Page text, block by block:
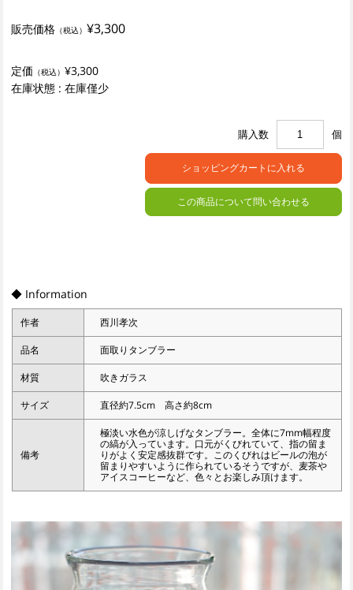
販売価格 （税込） ¥3,300
定価 （税込） ¥3,300
在庫状態 : 在庫僅少
購入数 個
この商品について問い合わせる
◆ Information
作者 西川孝次
品名 面取りタンブラー
材質 吹きガラス
サイズ 直径約7.5cm 高さ約8cm
備考
極淡い水色が涼しげなタンブラー。全体に7mm幅程度
の縞が入っています。口元がくびれていて、指の留ま
りがよく安定感抜群です。このくびれはビールの泡が
留まりやすいように作られているそうですが、麦茶や
アイスコーヒーなど、色々とお楽しみ頂けます。